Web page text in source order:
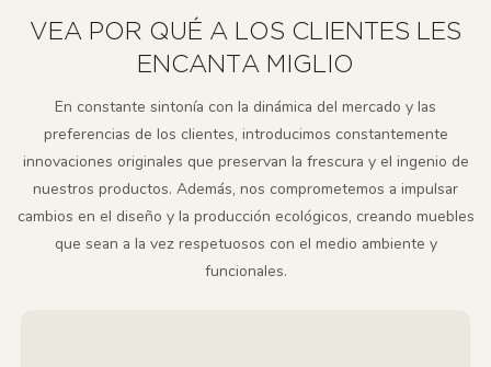
VEA POR QUÉ A LOS CLIENTES LES
ENCANTA MIGLIO
En constante sintonía con la dinámica del mercado y las
preferencias de los clientes, introducimos constantemente
innovaciones originales que preservan la frescura y el ingenio de
nuestros productos. Además, nos comprometemos a impulsar
cambios en el diseño y la producción ecológicos, creando muebles
que sean a la vez respetuosos con el medio ambiente y
funcionales.